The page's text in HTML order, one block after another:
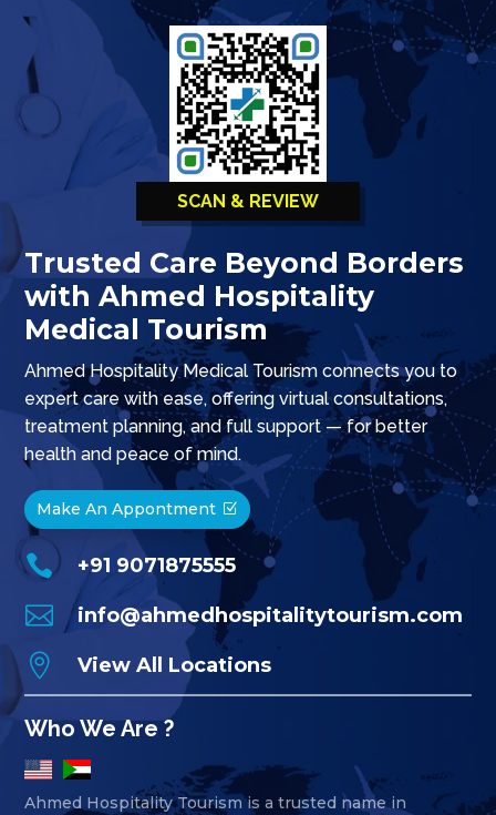
SCAN & REVIEW
Trusted Care Beyond Borders
with Ahmed Hospitality
Medical Tourism
Ahmed Hospitality Medical Tourism connects you to
expert care with ease, offering virtual consultations,
treatment planning, and full support — for better
health and peace of mind.
Make An Appontment
 +91 9071875555
 info@ahmedhospitalitytourism.com
 View All Locations
Who We Are ?
Ahmed Hospitality Tourism is a trusted name in